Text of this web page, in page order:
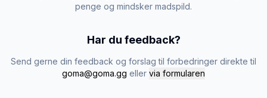
penge og mindsker madspild.
Har du feedback?
Send gerne din feedback og forslag til forbedringer direkte til
goma@goma.gg eller via formularen